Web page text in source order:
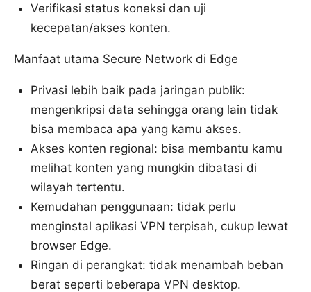
Verifikasi status koneksi dan uji
kecepatan/akses konten.
Manfaat utama Secure Network di Edge
Privasi lebih baik pada jaringan publik:
mengenkripsi data sehingga orang lain tidak
bisa membaca apa yang kamu akses.
Akses konten regional: bisa membantu kamu
melihat konten yang mungkin dibatasi di
wilayah tertentu.
Kemudahan penggunaan: tidak perlu
menginstal aplikasi VPN terpisah, cukup lewat
browser Edge.
Ringan di perangkat: tidak menambah beban
berat seperti beberapa VPN desktop.